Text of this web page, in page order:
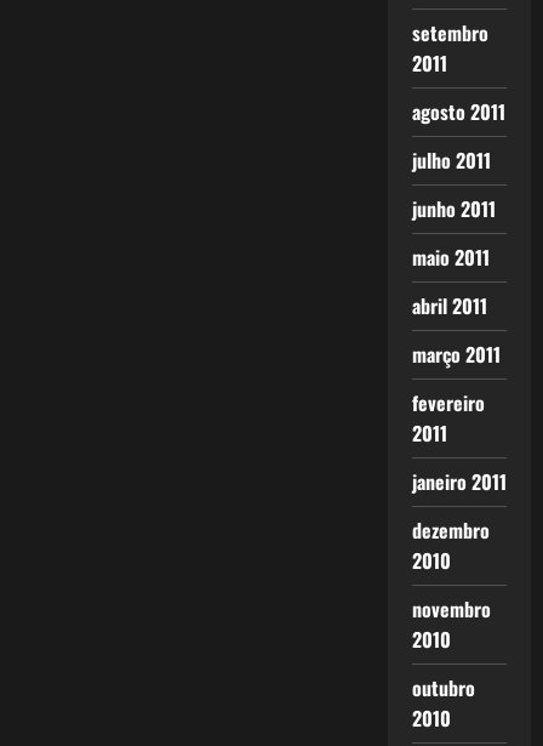
setembro
2011
agosto 2011
julho 2011
junho 2011
maio 2011
abril 2011
março 2011
fevereiro
2011
janeiro 2011
dezembro
2010
novembro
2010
outubro
2010